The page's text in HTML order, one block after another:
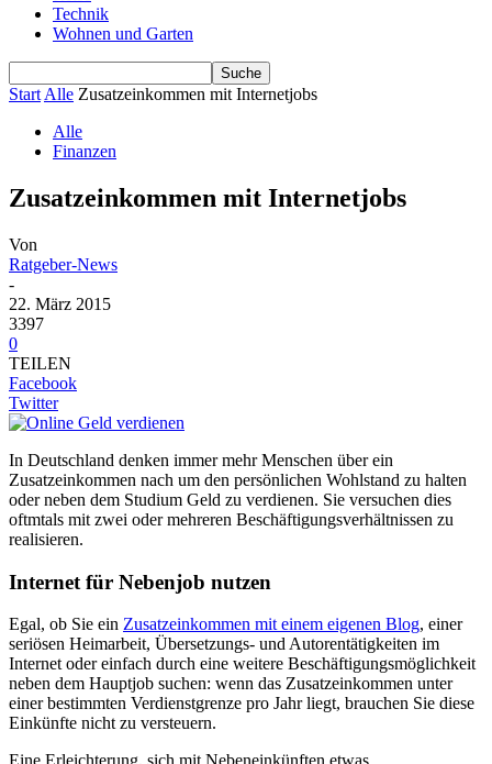
Technik
Wohnen und Garten
Start Alle Zusatzeinkommen mit Internetjobs
Alle
Finanzen
Zusatzeinkommen mit Internetjobs
Von
Ratgeber-News
-
22. März 2015
3397
0
TEILEN
Facebook
Twitter
In Deutschland denken immer mehr Menschen über ein
Zusatzeinkommen nach um den persönlichen Wohlstand zu halten
oder neben dem Studium Geld zu verdienen. Sie versuchen dies
oftmtals mit zwei oder mehreren Beschäftigungsverhältnissen zu
realisieren.
Internet für Nebenjob nutzen
Egal, ob Sie ein Zusatzeinkommen mit einem eigenen Blog, einer
seriösen Heimarbeit, Übersetzungs- und Autorentätigkeiten im
Internet oder einfach durch eine weitere Beschäftigungsmöglichkeit
neben dem Hauptjob suchen: wenn das Zusatzeinkommen unter
einer bestimmten Verdienstgrenze pro Jahr liegt, brauchen Sie diese
Einkünfte nicht zu versteuern.